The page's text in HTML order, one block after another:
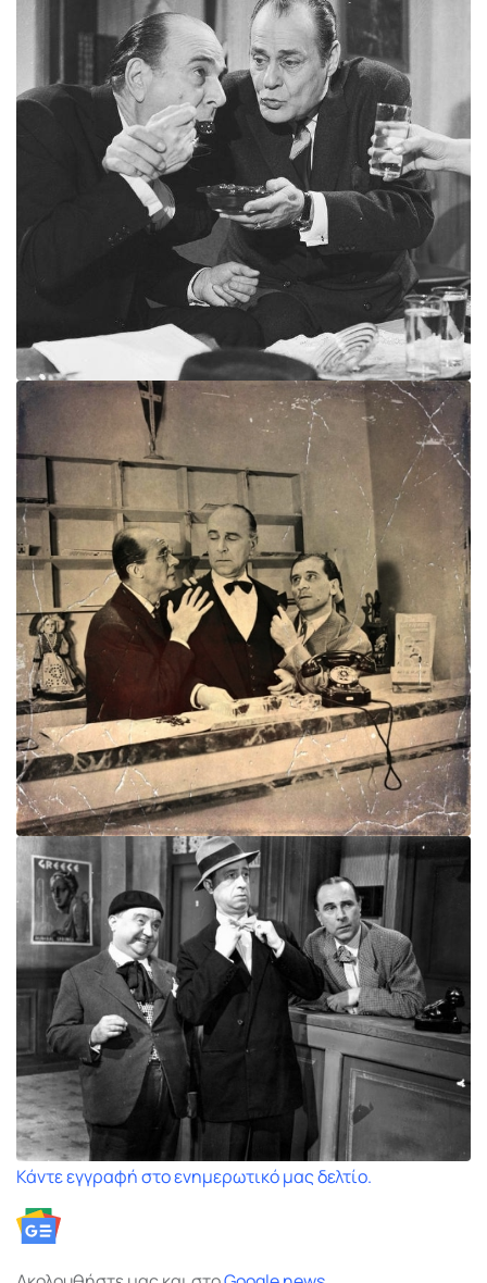
Κάντε εγγραφή στο ενημερωτικό μας δελτίο.